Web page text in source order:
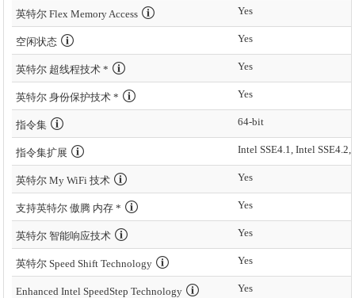
英特尔 Flex Memory Access Yes
空闲状态 Yes
英特尔 超线程技术 * Yes
英特尔 身份保护技术 * Yes
指令集 64-bit
指令集扩展 Intel SSE4.1, Intel
英特尔 My WiFi 技术 Yes
支持英特尔 傲腾 内存 * Yes
英特尔 智能响应技术 Yes
英特尔 Speed Shift Technology Yes
Enhanced Intel SpeedStep Technology Yes